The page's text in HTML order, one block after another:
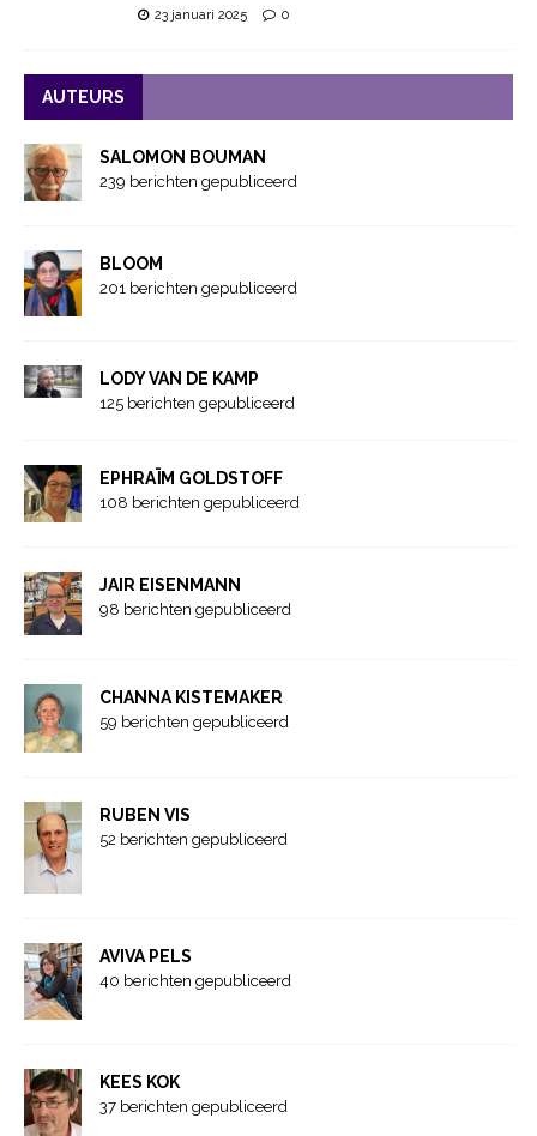
23 januari 2025 0
AUTEURS
SALOMON BOUMAN
239 berichten gepubliceerd
BLOOM
201 berichten gepubliceerd
LODY VAN DE KAMP
125 berichten gepubliceerd
EPHRAÏM GOLDSTOFF
108 berichten gepubliceerd
JAIR EISENMANN
98 berichten gepubliceerd
CHANNA KISTEMAKER
59 berichten gepubliceerd
RUBEN VIS
52 berichten gepubliceerd
AVIVA PELS
40 berichten gepubliceerd
KEES KOK
37 berichten gepubliceerd